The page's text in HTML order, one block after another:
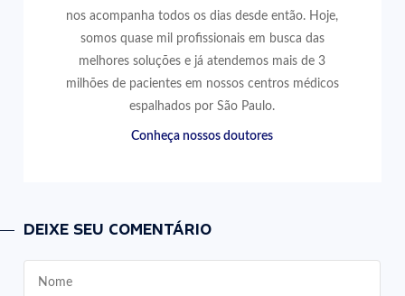
nos acompanha todos os dias desde então. Hoje,
somos quase mil profissionais em busca das
melhores soluções e já atendemos mais de 3
milhões de pacientes em nossos centros médicos
espalhados por São Paulo.
Conheça nossos doutores
DEIXE SEU COMENTÁRIO